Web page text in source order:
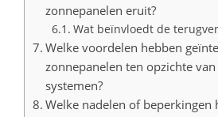
zonnepanelen eruit?
Wat beïnvloedt de
Welke voordelen hebben
zonnepanelen ten opzichte
systemen?
Welke nadelen of beperkingen